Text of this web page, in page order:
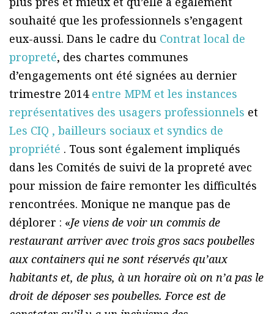
souhaité que les professionnels s’engagent
eux-aussi. Dans le cadre du Contrat local de
propreté, des chartes communes
d’engagements ont été signées au dernier
trimestre 2014 entre MPM et les instances
représentatives des usagers professionnels et
Les CIQ , bailleurs sociaux et syndics de
propriété . Tous sont également impliqués
dans les Comités de suivi de la propreté avec
pour mission de faire remonter les difficultés
rencontrées. Monique ne manque pas de
déplorer : «Je viens de voir un commis de
restaurant arriver avec trois gros sacs poubelles
aux containers qui ne sont réservés qu’aux
habitants et, de plus, à un horaire où on n’a pas le
droit de déposer ses poubelles. Force est de